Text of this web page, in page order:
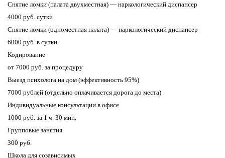
Снятие ломки (палата двухместная) — наркологический диспансер
4000 руб. сутки
Снятие ломки (одноместная палата) — наркологический диспансер
6000 руб. в сутки
Кодирование
от 7000 руб. за процедуру
Выезд психолога на дом (эффективность 95%)
7000 рублей (отдельно оплачивается дорога до места)
Индивидуальные консультации в офисе
1000 руб. за 1 ч. 30 мин.
Групповые занятия
300 руб.
Школа для созависимых